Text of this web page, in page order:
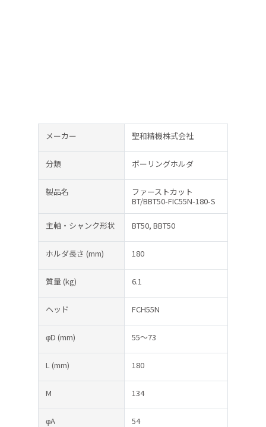
メーカー 聖和精機株式会社
分類 ボーリングホルダ
製品名
ファーストカット
BT/BBT50-FIC55N-180-S
主軸・シャンク形状 BT50, BBT50
ホルダ長さ (mm) 180
質量(kg) 6.1
ヘッド FCH55N
φD (mm) 55～73
L (mm) 180
M 134
φA 54